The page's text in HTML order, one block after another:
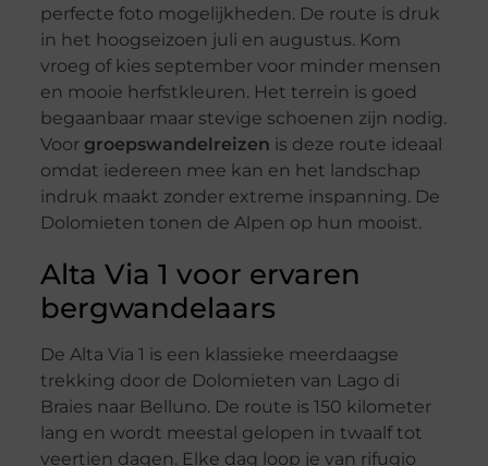
perfecte foto mogelijkheden. De route is druk
in het hoogseizoen juli en augustus. Kom
vroeg of kies september voor minder mensen
en mooie herfstkleuren. Het terrein is goed
begaanbaar maar stevige schoenen zijn nodig.
Voor groepswandelreizen is deze route ideaal
omdat iedereen mee kan en het landschap
indruk maakt zonder extreme inspanning. De
Dolomieten tonen de Alpen op hun mooist.
Alta Via 1 voor ervaren
bergwandelaars
De Alta Via 1 is een klassieke meerdaagse
trekking door de Dolomieten van Lago di
Braies naar Belluno. De route is 150 kilometer
lang en wordt meestal gelopen in twaalf tot
veertien dagen. Elke dag loop je van rifugio